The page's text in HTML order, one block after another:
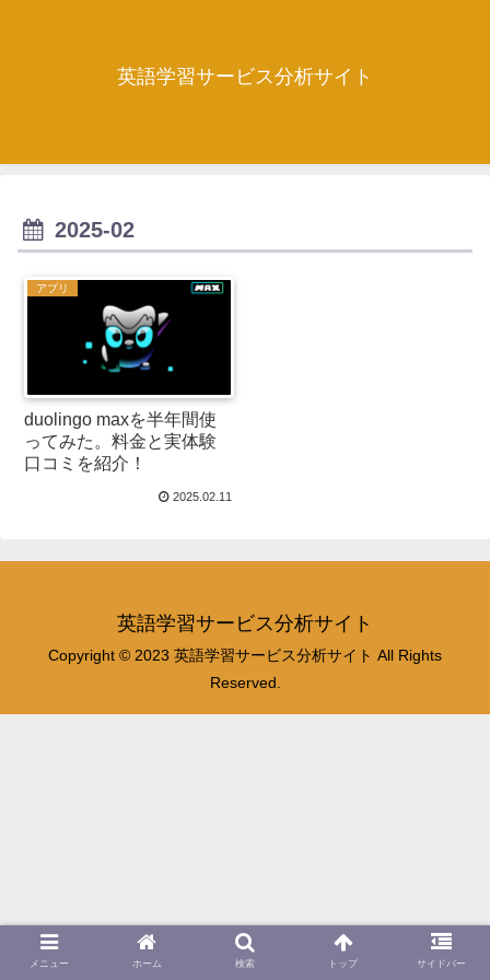
英語学習サービス分析サイト
2025-02
アプリ
duolingo maxを半年間使
ってみた。料金と実体験
口コミを紹介！
2025.02.11
英語学習サービス分析サイト
Copyright © 2023 英語学習サービス分析サイト All Rights
Reserved.
メニュー ホーム 検索 トップ サイドバー